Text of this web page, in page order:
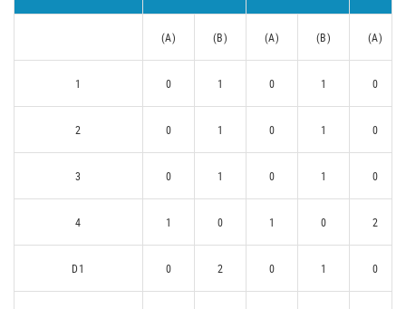
(A) (B) (A) (B) (A)
1 0 1 0 1 0
2 0 1 0 1 0
3 0 1 0 1 0
4 1 0 1 0 2
D1 0 2 0 1 0